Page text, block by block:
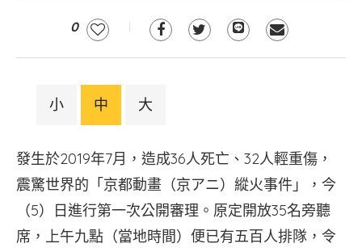
0
小 中 大
發生於2019年7月，造成36人死亡、32人輕重傷，
震驚世界的「京都動畫（京アニ）縱火事件」，今
（5）日進行第一次公開審理。原定開放35名旁聽
席，上午九點（當地時間）便已有五百人排隊，令